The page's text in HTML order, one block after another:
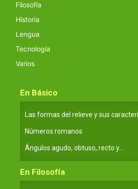
Filosofía
Historia
Lengua
Tecnología
Varios
En Básico
Las formas del relieve y sus
Números romanos
Ángulos agudo, obtuso, recto y...
En Filosofía